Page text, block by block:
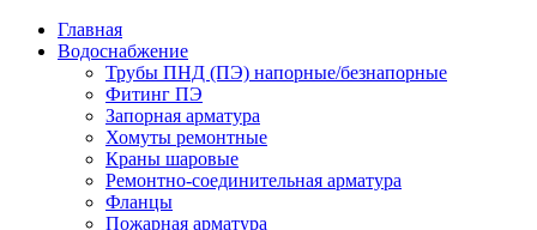
Главная
Водоснабжение
Трубы ПНД (ПЭ) напорные/безнапорные
Фитинг ПЭ
Запорная арматура
Хомуты ремонтные
Краны шаровые
Ремонтно-соединительная арматура
Фланцы
Пожарная арматура